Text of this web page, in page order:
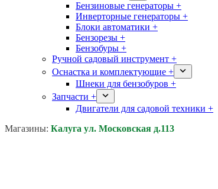
Бензиновые генераторы +
Инверторные генераторы +
Блоки автоматики +
Бензорезы +
Бензобуры +
Ручной садовый инструмент +
Оснастка и комплектующие +
Шнеки для бензобуров +
Запчасти +
Двигатели для садовой техники +
Магазины: Калуга ул. Московская д.113